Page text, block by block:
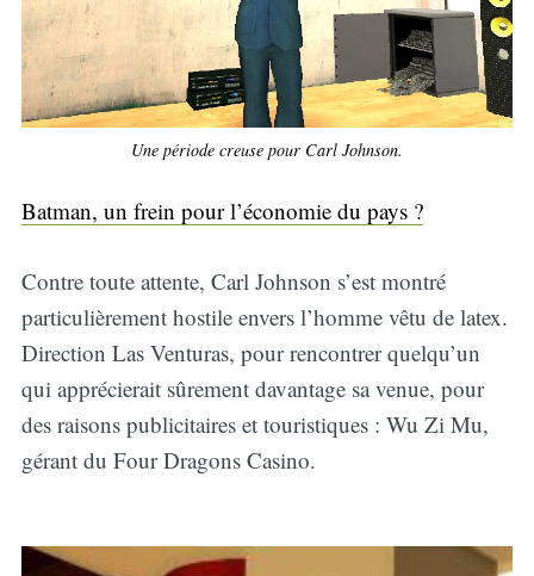
Une période creuse pour Carl Johnson.
Batman, un frein pour l’économie du pays ?
Contre toute attente, Carl Johnson s’est montré
particulièrement hostile envers l’homme vêtu de latex.
Direction Las Venturas, pour rencontrer quelqu’un
qui apprécierait sûrement davantage sa venue, pour
des raisons publicitaires et touristiques : Wu Zi Mu,
gérant du Four Dragons Casino.